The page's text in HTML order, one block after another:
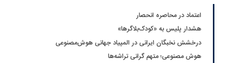
اعتماد در محاصره انحصار
هشدار پلیس به «کودک‌بلاگرها»
درخشش نخبگان ایرانی در المپیاد جهانی هوش‌مصنوعی
هوش مصنوعی؛ متهم گرانی تراشه‌ها